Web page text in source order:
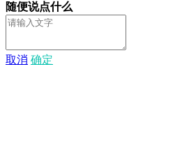
随便说点什么
取消 确定